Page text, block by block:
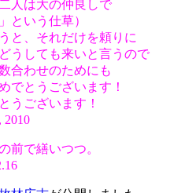
人は大の仲良しで
という仕草）
と、それだけを頼りに
うしても来いと言うので
合わせのためにも
でとうございます！
うございます！
前で繕いつつ。